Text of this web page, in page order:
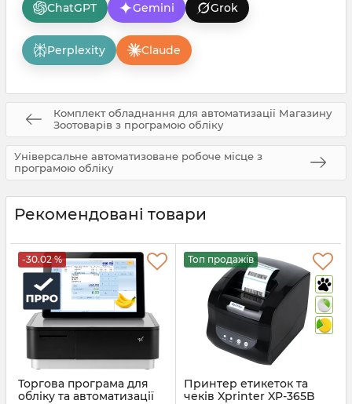
ChatGPT Gemini Grok
Perplexity Claude
Комплект обладнання для автоматизації Магазину
Зоотоварів з програмою обліку
Універсальне автоматизоване робоче місце з
програмою обліку
Рекомендовані товари
-30.02 %
Торгова програма для
обліку та автоматизації
Топ продажів
Принтер етикеток та
чеків Xprinter XP-365B